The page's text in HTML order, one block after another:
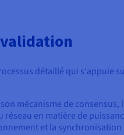
détaillé qui s'appuie
mécanisme de
en matière de
et la synchronisation